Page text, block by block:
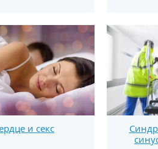
и секс